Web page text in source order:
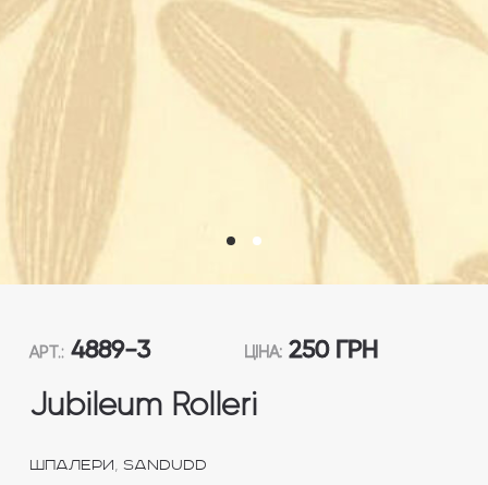
АРТ.:4889-3 ЦІНА: 250 ГРН
Jubileum Rolleri
Шпалери Sandudd